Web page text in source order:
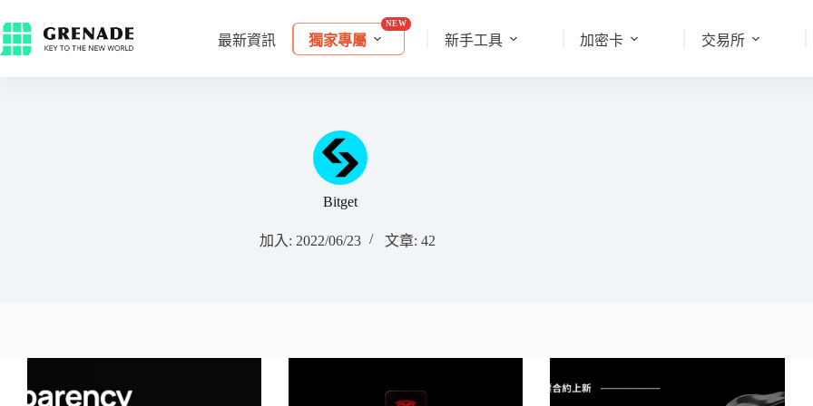
最新資訊 獨家專屬 新手工具 加密卡 交易所
Bitget
加入: 2022/06/23 文章: 42